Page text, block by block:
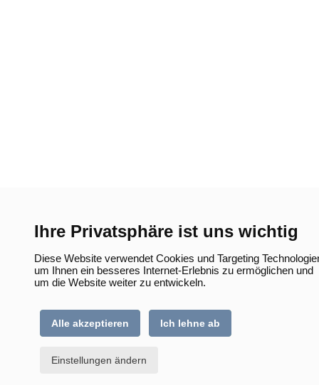
Ihre Privatsphäre ist uns wichtig
Diese Website verwendet Cookies und Targeting
um Ihnen ein besseres Internet-Erlebnis zu ermöglichen und
um die Website weiter zu entwickeln.
Alle akzeptieren Ich lehne ab
Einstellungen ändern